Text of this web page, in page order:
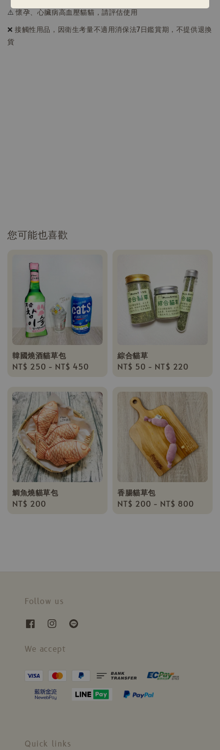
⚠️ 懷孕、心臟病高血壓貓貓，請評估使用
❌ 接觸性用品，因衛生考量不適用消保法7日鑑賞期，不提供退換
貨
您可能也喜歡
韓國燒酒貓草包
Regular
NT$ 250 - NT$ 450
綜合貓草
Regular
NT$ 50 - NT$ 220
鯛魚燒貓草包
Regular
NT$ 200
香腸貓草包
Regular
NT$ 200 - NT$ 800
Follow us
We accept
Quick links